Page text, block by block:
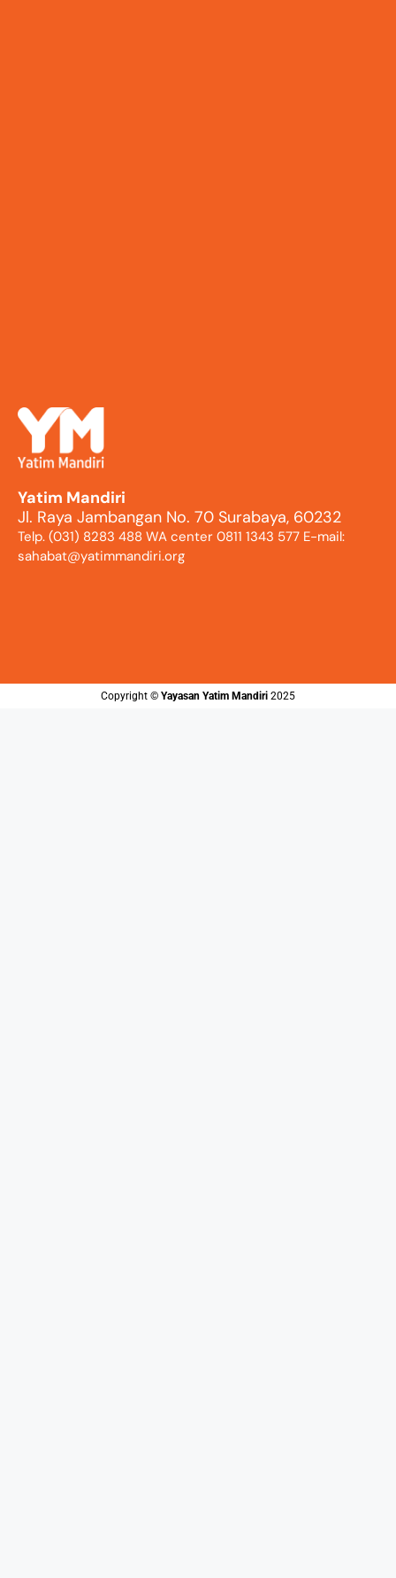
Yatim Mandiri
Jl. Raya Jambangan No. 70 Surabaya, 60232
Telp. (031) 8283 488 WA center 0811 1343 577 E-mail:
sahabat@yatimmandiri.org
Copyright ©️ Yayasan Yatim Mandiri 2025